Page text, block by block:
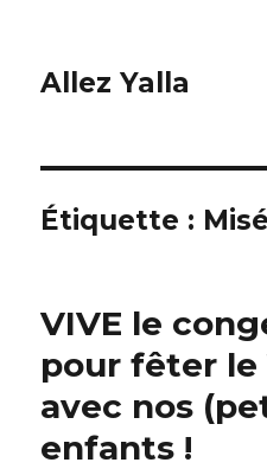
Allez Yalla
Étiquette :
VIVE le
pour fêter le
avec nos
enfants !